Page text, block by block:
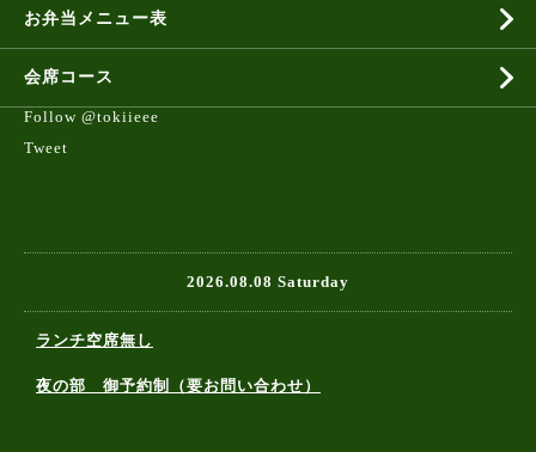
お弁当メニュー表
会席コース
Follow @tokiieee
Tweet
2026.08.08 Saturday
ランチ空席無し
夜の部 御予約制（要お問い合わせ）